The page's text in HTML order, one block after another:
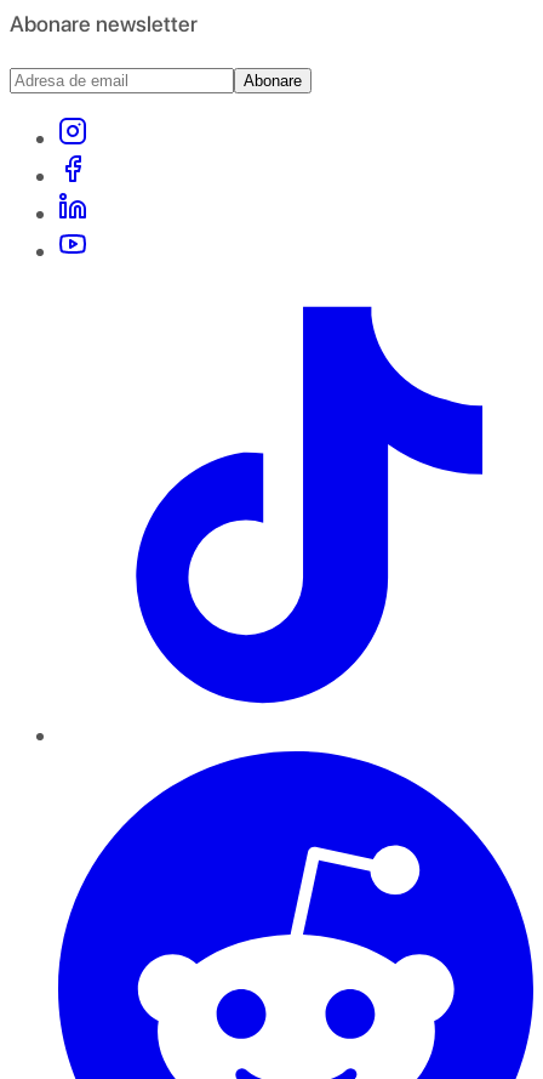
Abonare newsletter
Abonare